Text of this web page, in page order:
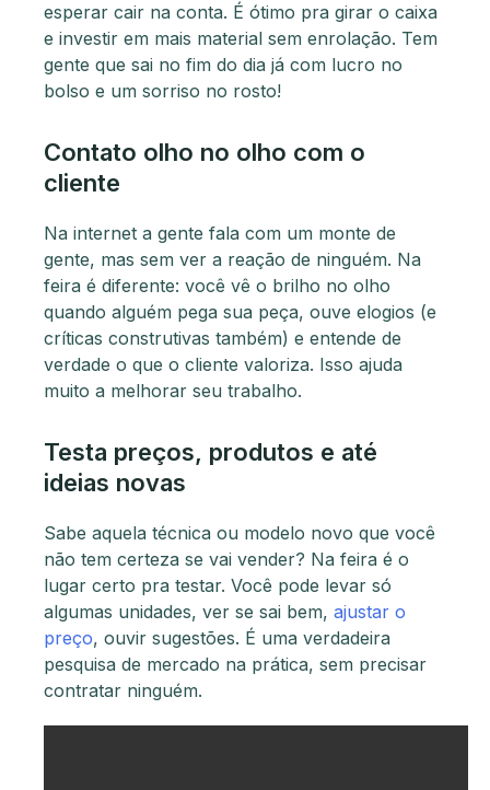
esperar cair na conta. É ótimo pra girar o caixa
e investir em mais material sem enrolação. Tem
gente que sai no fim do dia já com lucro no
bolso e um sorriso no rosto!
Contato olho no olho com o
cliente
Na internet a gente fala com um monte de
gente, mas sem ver a reação de ninguém. Na
feira é diferente: você vê o brilho no olho
quando alguém pega sua peça, ouve elogios (e
críticas construtivas também) e entende de
verdade o que o cliente valoriza. Isso ajuda
muito a melhorar seu trabalho.
Testa preços, produtos e até
ideias novas
Sabe aquela técnica ou modelo novo que você
não tem certeza se vai vender? Na feira é o
lugar certo pra testar. Você pode levar só
algumas unidades, ver se sai bem, ajustar o
preço, ouvir sugestões. É uma verdadeira
pesquisa de mercado na prática, sem precisar
contratar ninguém.